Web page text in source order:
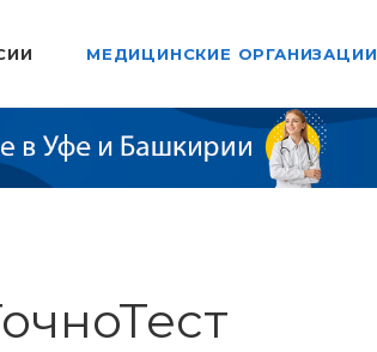
МЕДИЦИНСКИЕ ОРГАНИЗАЦИИ